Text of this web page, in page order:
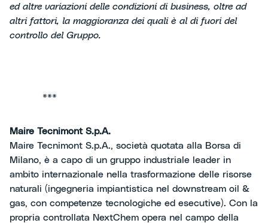
ed altre variazioni delle condizioni di business, oltre ad
altri fattori, la maggioranza dei quali è al di fuori del
controllo del Gruppo.
***
Maire Tecnimont S.p.A.
Maire Tecnimont S.p.A., società quotata alla Borsa di
Milano, è a capo di un gruppo industriale leader in
ambito internazionale nella trasformazione delle risorse
naturali (ingegneria impiantistica nel downstream oil &
gas, con competenze tecnologiche ed esecutive). Con la
propria controllata NextChem opera nel campo della